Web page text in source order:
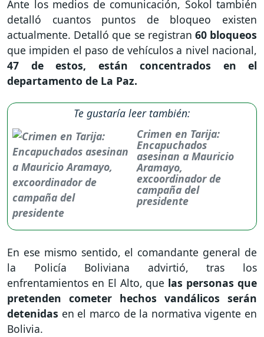
Ante los medios de comunicación, Sokol también
detalló cuantos puntos de bloqueo existen
actualmente. Detalló que se registran 60 bloqueos
que impiden el paso de vehículos a nivel nacional,
47 de estos, están concentrados en el
departamento de La Paz.
Te gustaría leer también:
Crimen en Tarija:
Encapuchados
asesinan a Mauricio
Aramayo,
excoordinador de
campaña del
presidente
En ese mismo sentido, el comandante general de
la Policía Boliviana advirtió, tras los
enfrentamientos en El Alto, que las personas que
pretenden cometer hechos vandálicos serán
detenidas en el marco de la normativa vigente en
Bolivia.